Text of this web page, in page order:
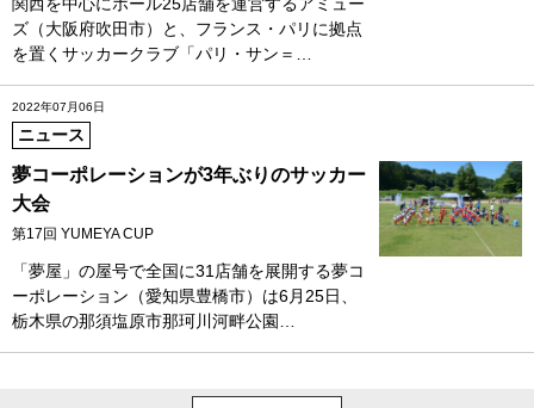
関西を中心にホール25店舗を運営するアミュー
ズ（大阪府吹田市）と、フランス・パリに拠点
を置くサッカークラブ「パリ・サン＝…
2022年07月06日
ニュース
夢コーポレーションが3年ぶりのサッカー
大会
第17回 YUMEYA CUP
「夢屋」の屋号で全国に31店舗を展開する夢コ
ーポレーション（愛知県豊橋市）は6月25日、
栃木県の那須塩原市那珂川河畔公園…